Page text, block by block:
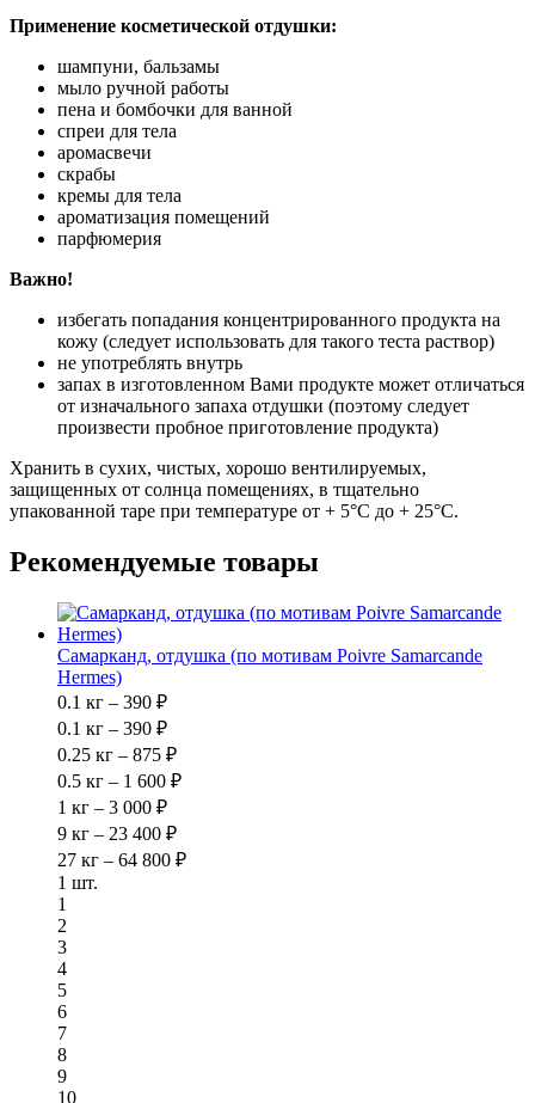
Применение косметической отдушки:
шампуни, бальзамы
мыло ручной работы
пена и бомбочки для ванной
спреи для тела
аромасвечи
скрабы
кремы для тела
ароматизация помещений
парфюмерия
Важно!
избегать попадания концентрированного продукта на
кожу (следует использовать для такого теста раствор)
не употреблять внутрь
запах в изготовленном Вами продукте может отличаться
от изначального запаха отдушки (поэтому следует
произвести пробное приготовление продукта)
Хранить в сухих, чистых, хорошо вентилируемых,
защищенных от солнца помещениях, в тщательно
упакованной таре при температуре от + 5°С до + 25°C.
Рекомендуемые товары
Самарканд, отдушка (по мотивам Poivre Samarcande
Hermes)
0.1 кг – 390 ₽
0.1 кг – 390 ₽
0.25 кг – 875 ₽
0.5 кг – 1 600 ₽
1 кг – 3 000 ₽
9 кг – 23 400 ₽
27 кг – 64 800 ₽
1 шт.
1
2
3
4
5
6
7
8
9
10